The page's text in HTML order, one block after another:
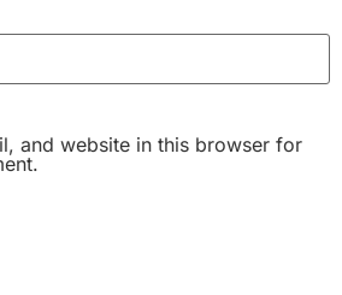
and website in this browser for